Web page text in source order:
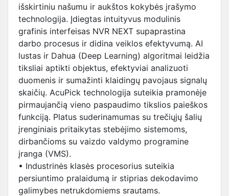
išskirtiniu našumu ir aukštos kokybės įrašymo
technologija. Įdiegtas intuityvus modulinis
grafinis interfeisas NVR NEXT supaprastina
darbo procesus ir didina veiklos efektyvumą. AI
lustas ir Dahua (Deep Learning) algoritmai leidžia
tiksliai aptikti objektus, efektyviai analizuoti
duomenis ir sumažinti klaidingų pavojaus signalų
skaičių. AcuPick technologija suteikia pramonėje
pirmaujančią vieno paspaudimo tikslios paieškos
funkciją. Platus suderinamumas su trečiųjų šalių
įrenginiais pritaikytas stebėjimo sistemoms,
dirbančioms su vaizdo valdymo programine
įranga (VMS).
• Industrinės klasės procesorius suteikia
persiuntimo pralaidumą ir stiprias dekodavimo
galimybes netrukdomiems srautams.